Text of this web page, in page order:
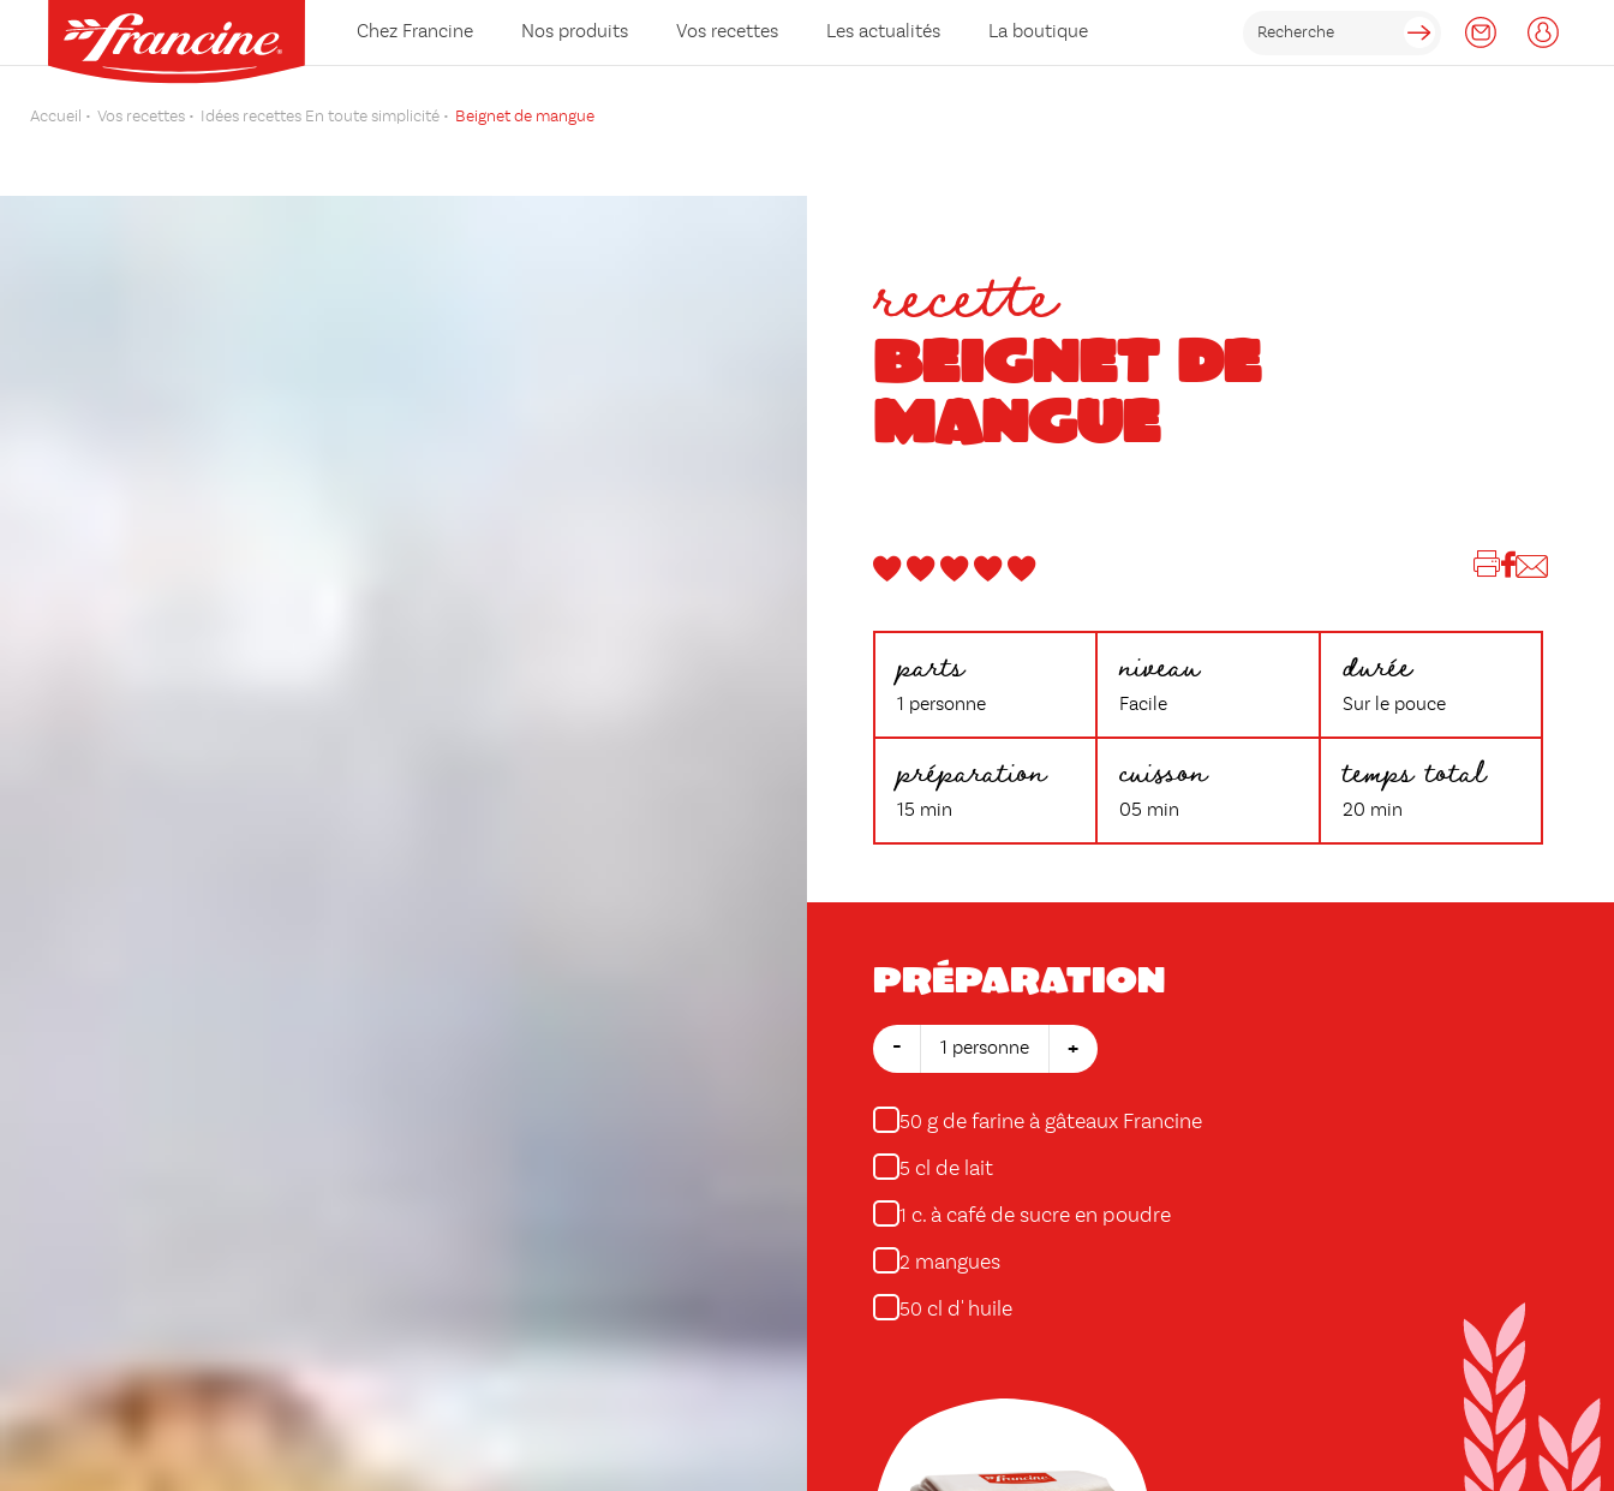
Chez Francine Nos produits Vos recettes Les actualités La boutique
Accueil Vos recettes Idées recettes En toute simplicité Beignet de mangue
recette
BEIGNET DE
MANGUE
parts
1 personne
niveau
Facile
durée
Sur le pouce
préparation
15 min
cuisson
05 min
temps total
20 min
Préparation
- 1 personne +
50 g de farine à gâteaux Francine
5 cl de lait
1 c. à café de sucre en poudre
2 mangues
50 cl d' huile